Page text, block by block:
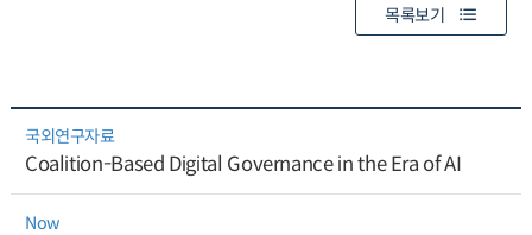
목록보기
국외연구자료
Coalition-Based Digital Governance in the Era of AI
Now